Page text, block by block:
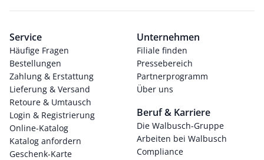
Service
Häufige Fragen
Bestellungen
Zahlung & Erstattung
Lieferung & Versand
Retoure & Umtausch
Login & Registrierung
Online-Katalog
Katalog anfordern
Geschenk-Karte
Unternehmen
Filiale finden
Pressebereich
Partnerprogramm
Über uns
Beruf & Karriere
Die Walbusch-Gruppe
Arbeiten bei Walbusch
Compliance